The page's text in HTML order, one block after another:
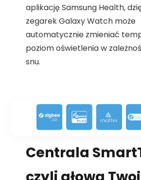
aplikację Samsung Health,
zegarek Galaxy Watch może
automatycznie zmieniać
poziom oświetlenia w
snu.
Centrala